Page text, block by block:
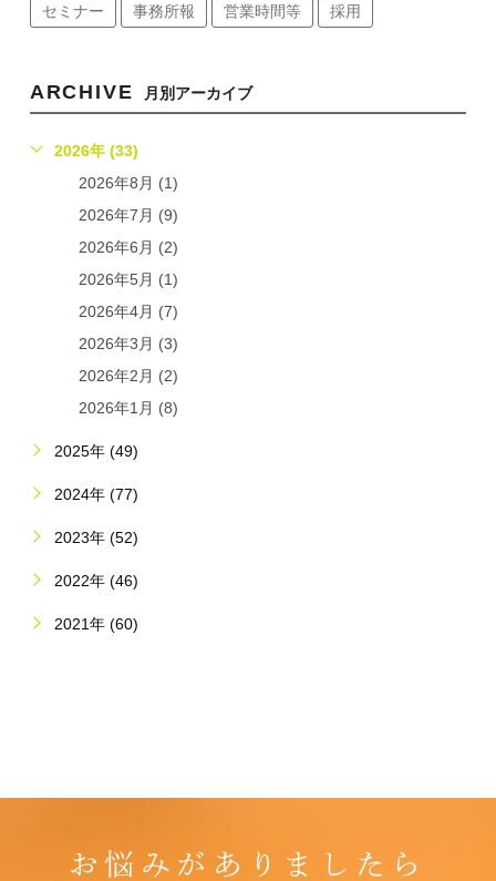
セミナー 事務所報 営業時間等 採用
ARCHIVE 月別アーカイブ
2026年 (33)
2026年8月 (1)
2026年7月 (9)
2026年6月 (2)
2026年5月 (1)
2026年4月 (7)
2026年3月 (3)
2026年2月 (2)
2026年1月 (8)
2025年 (49)
2024年 (77)
2023年 (52)
2022年 (46)
2021年 (60)
お悩みがありましたら